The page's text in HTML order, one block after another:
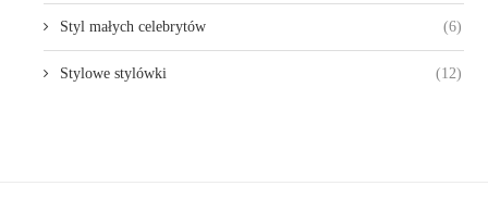
Styl małych celebrytów (6)
Stylowe stylówki (12)